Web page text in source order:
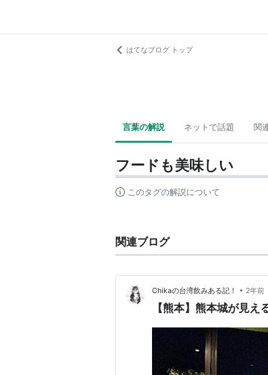
はてなブログ トップ
言葉の解説 ネットで話題 関
フードも美味しい
このタグの解説について
関連ブログ
Chikaの台湾飲みある記！ • 2年前
【熊本】熊本城が見